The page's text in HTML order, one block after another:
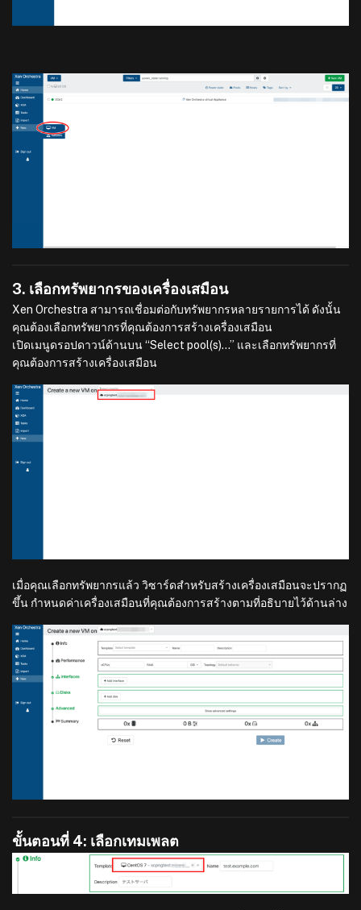
3. เลือกทรัพยากรของเครื่องเสมือน
Xen Orchestra สามารถเชื่อมต่อกับทรัพยากรหลายรายการได้ ดังนั้น
คุณต้องเลือกทรัพยากรที่คุณต้องการสร้างเครื่องเสมือน
เปิดเมนูดรอปดาวน์ด้านบน “Select pool(s)…” และเลือกทรัพยากรที่
คุณต้องการสร้างเครื่องเสมือน
เมื่อคุณเลือกทรัพยากรแล้ว วิซาร์ดสำหรับสร้างเครื่องเสมือนจะปรากฏ
ขึ้น กำหนดค่าเครื่องเสมือนที่คุณต้องการสร้างตามที่อธิบายไว้ด้านล่าง
ขั้นตอนที่ 4: เลือกเทมเพลต